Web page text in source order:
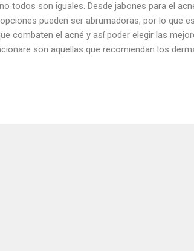
todos son iguales. Desde jabones para el
pueden ser abrumadoras, por lo que
combaten el acné y así poder elegir las
son aquellas que recomiendan los
Y al recorrer los pasillos de la